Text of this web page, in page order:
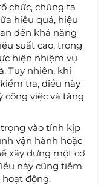
chức, chúng ta
hiệu quả, hiệu
đến khả năng
suất cao, trong
hiện nhiệm vụ
Tuy nhiên, khi
tra, điều này
công việc và tăng
vào tính kịp
vận hành hoặc
xây dựng một cơ
này cũng tiềm
động.